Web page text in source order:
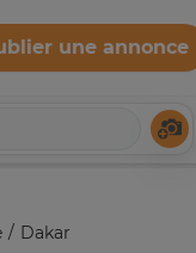
une annonce
Dakar